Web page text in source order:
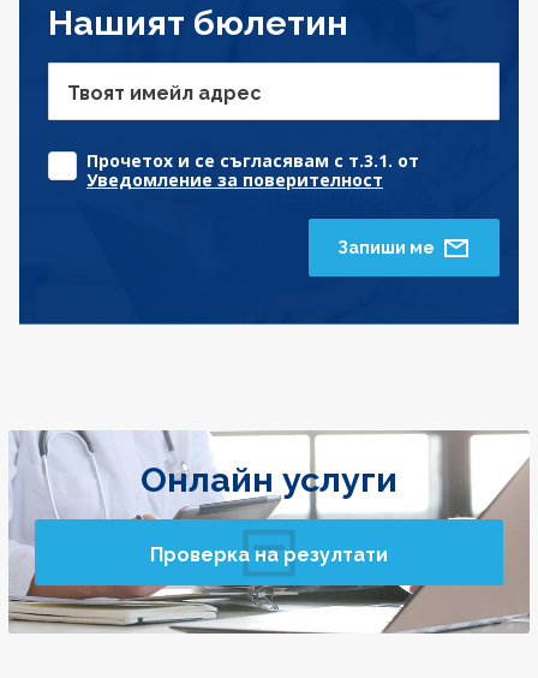
Нашият бюлетин
Твоят имейл адрес
Прочетох и се съгласявам с т.3.1. от
Уведомление за поверителност
Запиши ме
Онлайн услуги
Проверка на резултати